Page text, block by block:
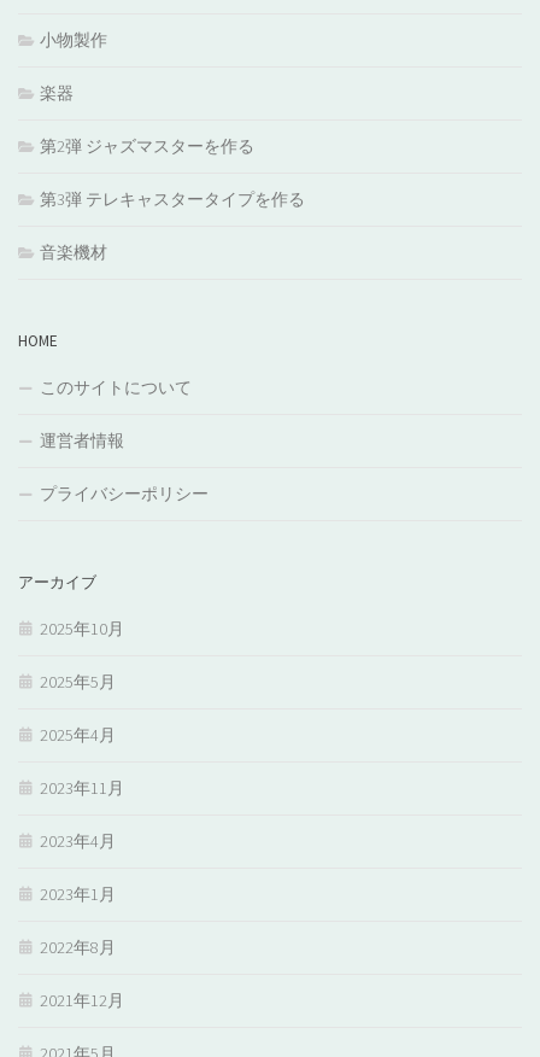
小物製作
楽器
第2弾 ジャズマスターを作る
第3弾 テレキャスタータイプを作る
音楽機材
HOME
このサイトについて
運営者情報
プライバシーポリシー
アーカイブ
2025年10月
2025年5月
2025年4月
2023年11月
2023年4月
2023年1月
2022年8月
2021年12月